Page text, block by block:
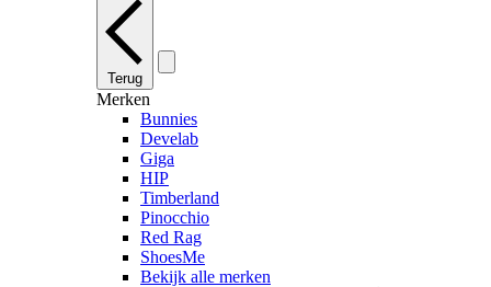
Terug
Merken
Bunnies
Develab
Giga
HIP
Timberland
Pinocchio
Red Rag
ShoesMe
Bekijk alle merken